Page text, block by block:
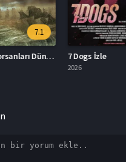
7.1
Karayip Korsanları Dünyanın Sonu İzle 7 Dogs İzle